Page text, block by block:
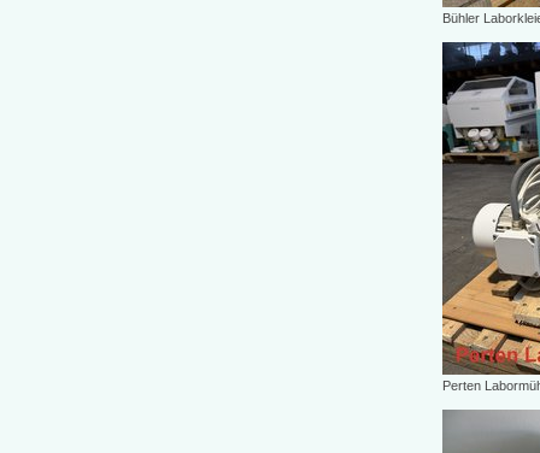
Bühler
Perten